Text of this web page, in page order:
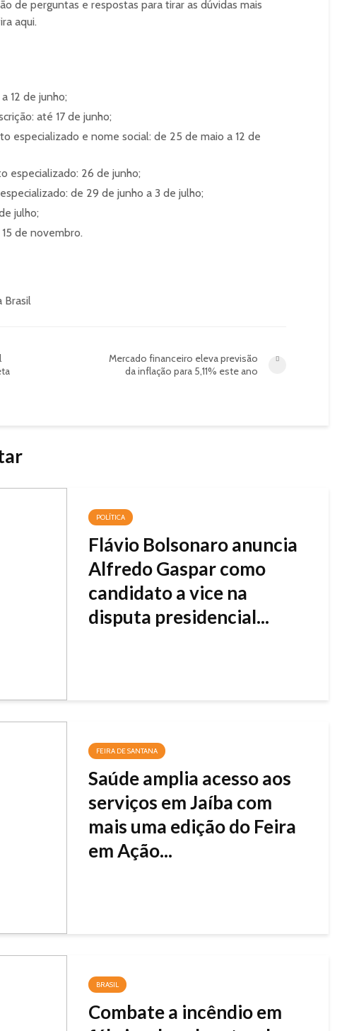
de perguntas e respostas para tirar as dúvidas mais
aqui.
12 de junho;
até 17 de junho;
especializado e nome social: de 25 de maio a 12 de
especializado: 26 de junho;
de 29 de junho a 3 de julho;
julho;
de novembro.
Brasil
Mercado financeiro eleva previsão
da inflação para 5,11% este ano
POLÍTICA
Flávio Bolsonaro anuncia
Alfredo Gaspar como
candidato a vice na
disputa presidencial...
FEIRA DE SANTANA
Saúde amplia acesso aos
serviços em Jaíba com
mais uma edição do Feira
em Ação...
BRASIL
Combate a incêndio em